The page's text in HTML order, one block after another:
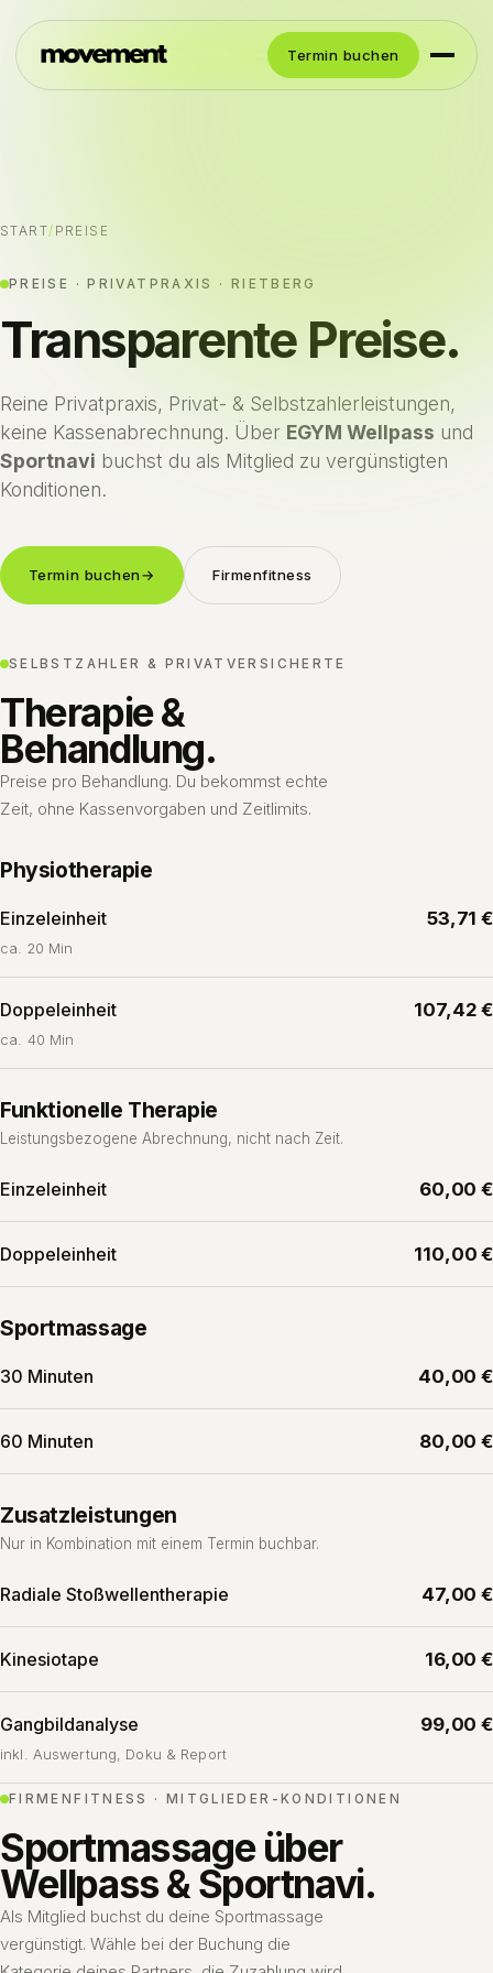
Termin buchen
START/ PREISE
PREISE · PRIVATPRAXIS · RIETBERG
Transparente Preise.
Reine Privatpraxis, Privat- & Selbstzahlerleistungen,
keine Kassenabrechnung. Über EGYM Wellpass und
Sportnavi buchst du als Mitglied zu vergünstigten
Konditionen.
Termin buchen→ Firmenfitness
SELBSTZAHLER & PRIVATVERSICHERTE
Therapie &
Behandlung.
Preise pro Behandlung. Du bekommst echte
Zeit, ohne Kassenvorgaben und Zeitlimits.
Physiotherapie
Einzeleinheit
ca. 20 Min
53,71 €
Doppeleinheit
ca. 40 Min
107,42 €
Funktionelle Therapie
Leistungsbezogene Abrechnung, nicht nach Zeit.
Einzeleinheit 60,00 €
Doppeleinheit 110,00 €
Sportmassage
30 Minuten 40,00 €
60 Minuten 80,00 €
Zusatzleistungen
Nur in Kombination mit einem Termin buchbar.
Radiale Stoßwellentherapie 47,00 €
Kinesiotape 16,00 €
Gangbildanalyse
inkl. Auswertung, Doku & Report
99,00 €
FIRMENFITNESS · MITGLIEDER-KONDITIONEN
Sportmassage über
Wellpass & Sportnavi.
Als Mitglied buchst du deine Sportmassage
vergünstigt. Wähle bei der Buchung die